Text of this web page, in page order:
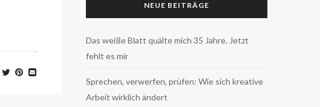
NEUE BEITRÄGE
Das weiße Blatt quälte mich 35 Jahre. Jetzt
fehlt es mir
Sprechen, verwerfen, prüfen: Wie sich kreative
Arbeit wirklich ändert